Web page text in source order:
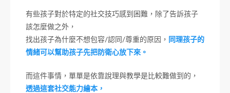
有些孩子對於特定的社交技巧感到困難，除了告訴孩子
該怎麼做之外，
找出孩子為什麼不想包容/認同/尊重的原因， 同理孩子的
情緒可以幫助孩子先把防衛心放下來。
而這件事情，單單是依靠說理與教學是比較難做到的，
透過這套社交能力繪本，